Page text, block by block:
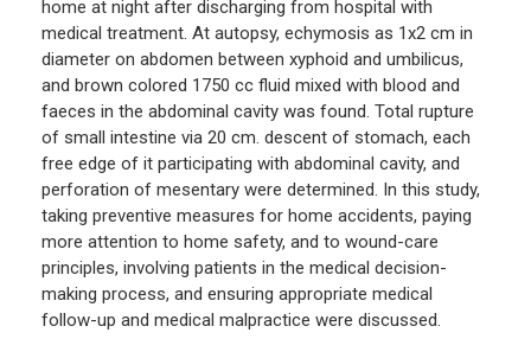
home at night after discharging from hospital with
medical treatment. At autopsy, echymosis as 1x2 cm in
diameter on abdomen between xyphoid and umbilicus,
and brown colored 1750 cc fluid mixed with blood and
faeces in the abdominal cavity was found. Total rupture
of small intestine via 20 cm. descent of stomach, each
free edge of it participating with abdominal cavity, and
perforation of mesentary were determined. In this study,
taking preventive measures for home accidents, paying
more attention to home safety, and to wound-care
principles, involving patients in the medical decision-
making process, and ensuring appropriate medical
follow-up and medical malpractice were discussed.